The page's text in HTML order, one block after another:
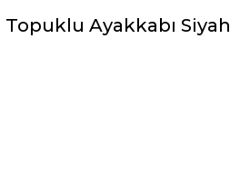
Topuklu Ayakkabı Siyah